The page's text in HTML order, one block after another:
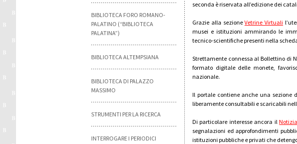
BIBLIOTECA FORO ROMANO-
PALATINO (“BIBLIOTECA
PALATINA”)
BIBLIOTECA ALTEMPSIANA
BIBLIOTECA DI PALAZZO
MASSIMO
STRUMENTI PER LA RICERCA
INTERROGARE I PERIODICI
seconda è riservata all’edizione dei
Grazie alla sezioneVetrine Virtuali
musei e istituzioni ammirando le
tecnico-scientifiche presenti nella
Strettamente connessa al Bollettino di
formato digitale delle monete,
nazionale.
Il portale contiene anche una sezione
liberamente consultabili e scaricabili
Di particolare interesse ancora il
segnalazioni ed approfondimenti
istituzioni pubbliche e privati che